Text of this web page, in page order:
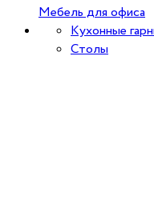
Мебель для офиса
Кухонные
Столы